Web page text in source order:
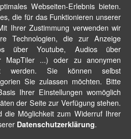
Webseiten-Erlebnis bieten.
die für das Funktionieren unserer
Ihrer Zustimmung verwenden wir
Technologien, die zur Anzeige
über Youtube, Audios über
MapTiler ...) oder zu anonymen
werden. Sie können selbst
Sie zulassen möchten. Bitte
Ihrer Einstellungen womöglich
der Seite zur Verfügung stehen.
die Möglichkeit zum Widerruf Ihrer
Datenschutzerklärung.